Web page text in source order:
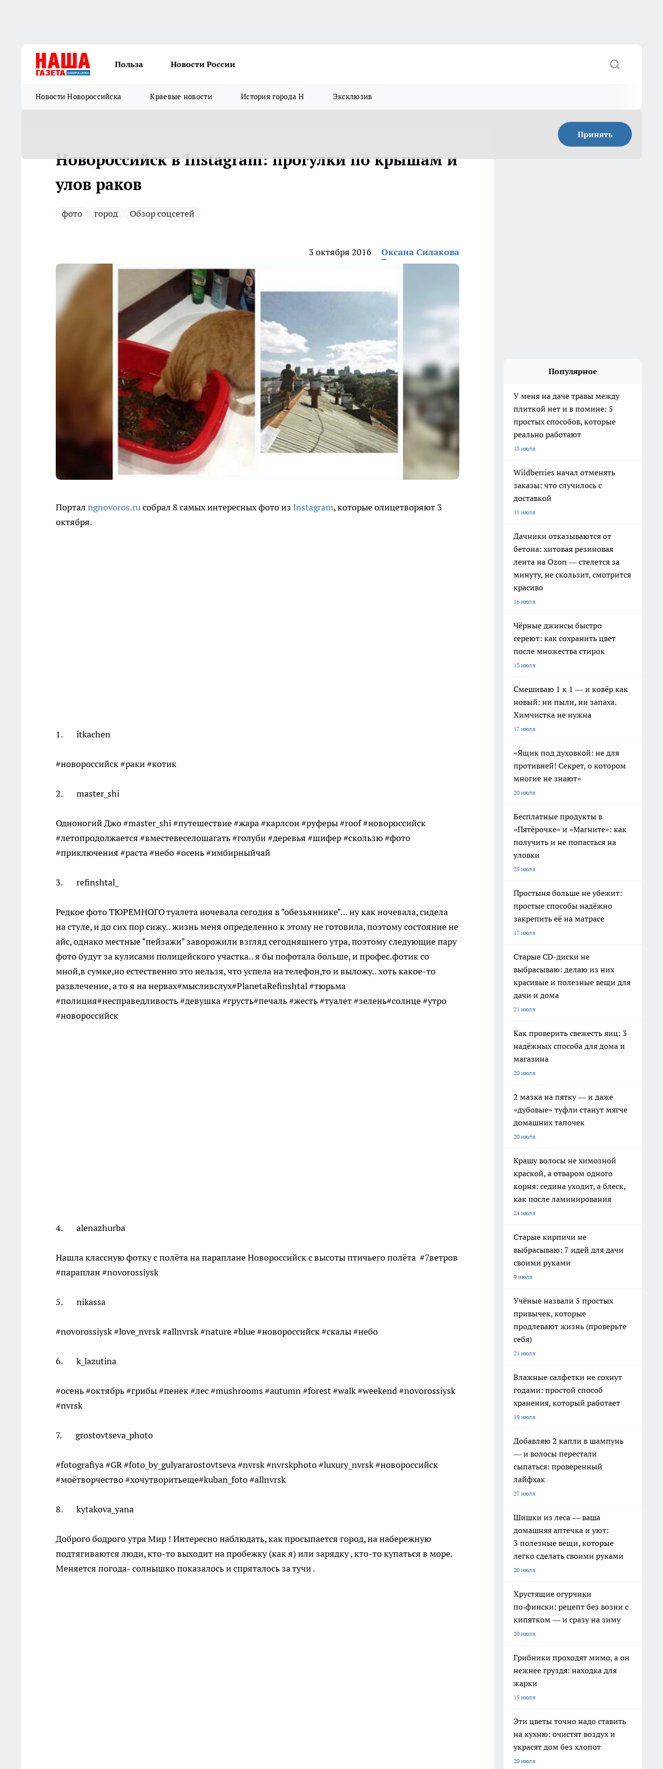
Польза Новости России
Новости Новороссийска Краевые новости История города Н Эксклюзив
Принять
Новороссийск в Instagram: прогулки по крышам и
улов раков
фото город Обзор соцсетей
3 октября 2016 Оксана Силакова
Портал ngnovoros.ruсобрал 8 самых интересных фото из Instagram, которые олицетворяют 3
октября.
1. itkachen
#новороссийск #раки #котик
2. master_shi
Одноногий Джо #master_shi #путешествие #жара #карлсон #руферы #roof #новороссийск
#летопродолжается #вместевеселошагать #голуби #деревья #шифер #скользю #фото
#приключения #раста #небо #осень #имбирныйчай
3. refinshtal_
Редкое фото ТЮРЕМНОГО туалета ночевала сегодня в "обезьяннике"... ну как ночевала, сидела
на стуле, и до сих пор сижу.. жизнь меня определенно к этому не готовила, поэтому состояние не
айс, однако местные "пейзажи" заворожили взгляд сегодняшнего утра, поэтому следующие пару
фото будут за кулисами полицейского участка.. я бы пофотала больше, и профес.фотик со
мной,в сумке,но естественно это нельзя, что успела на телефон,то и выложу.. хоть какое-то
развлечение, а то я на нервах#мысливслух#PlanetaRefinshtal #тюрьма
#полиция#несправедливость #девушка #грусть#печаль #жесть #туалет #зелень#солнце #утро
#новороссийск
4. alenazhurba
Нашла классную фотку с полёта на параплане Новороссийск с высоты птичьего полёта #7ветров
#параплан #novorossiysk
5. nikassa
#novorossiysk #love_nvrsk #allnvrsk #nature #blue #новороссийск #скалы #небо
6. k_lazutina
#осень #октябрь #грибы #пенек #лес #mushrooms #autumn #forest #walk #weekend #novorossiysk
#nvrsk
7. grostovtseva_photo
#fotografiya #GR #foto_by_gulyararostovtseva #nvrsk #nvrskphoto #luxury_nvrsk #новороссийск
#моётворчество #хочутворитьеще#kuban_foto #allnvrsk
8. kytakova_yana
Доброго бодрого утра Мир ! Интересно наблюдать, как просыпается город, на набережную
подтягиваются люди, кто-то выходит на пробежку (как я) или зарядку , кто-то купаться в море.
Меняется погода- солнышко показалось и спряталось за тучи .
Популярное
У меня на даче травы между
плиткой нет и в помине: 5
простых способов, которые
реально работают
13 июля
Wildberries начал отменять
заказы: что случилось с
доставкой
11 июля
Дачники отказываются от
бетона: хитовая резиновая
лента на Ozon — стелется за
минуту, не скользит, смотрится
красиво
16 июля
Чёрные джинсы быстро
сереют: как сохранить цвет
после множества стирок
13 июля
Смешиваю 1 к 1 — и ковёр как
новый: ни пыли, ни запаха.
Химчистка не нужна
17 июля
«Ящик под духовкой: не для
противней! Секрет, о котором
многие не знают»
20 июля
Бесплатные продукты в
«Пятёрочке» и «Магните»: как
получить и не попасться на
уловки
25 июля
Простыня больше не убежит:
простые способы надёжно
закрепить её на матрасе
17 июля
Старые CD-диски не
выбрасываю: делаю из них
красивые и полезные вещи для
дачи и дома
21 июля
Как проверить свежесть яиц: 3
надёжных способа для дома и
магазина
20 июля
2 мазка на пятку — и даже
«дубовые» туфли станут мягче
домашних тапочек
20 июля
Крашу волосы не химозной
краской, а отваром одного
корня: седина уходит, а блеск,
как после ламинирования
24 июля
Старые кирпичи не
выбрасываю: 7 идей для дачи
своими руками
9 июля
Учёные назвали 5 простых
привычек, которые
продлевают жизнь (проверьте
себя)
21 июля
Влажные салфетки не сохнут
годами: простой способ
хранения, который работает
19 июля
Добавляю 2 капли в шампунь
— и волосы перестали
сыпаться: проверенный
лайфхак
27 июля
Шишки из леса — ваша
домашняя аптечка и уют:
3 полезные вещи, которые
легко сделать своими руками
20 июля
Хрустящие огурчики
по‑фински: рецепт без возни с
кипятком — и сразу на зиму
20 июля
Грибники проходят мимо, а он
нежнее груздя: находка для
жарки
15 июля
Эти цветы точно надо ставить
на кухню: очистят воздух и
украсят дом без хлопот
20 июля